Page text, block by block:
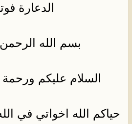
الدعارة
بسم الله
السلام عليكم ورحمة
حياكم الله اخواتي في